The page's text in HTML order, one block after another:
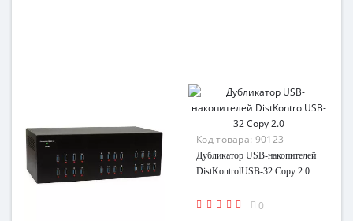
Код товара: 90123
Дубликатор USB-накопителей
DistKontrolUSB-32 Copy 2.0
0